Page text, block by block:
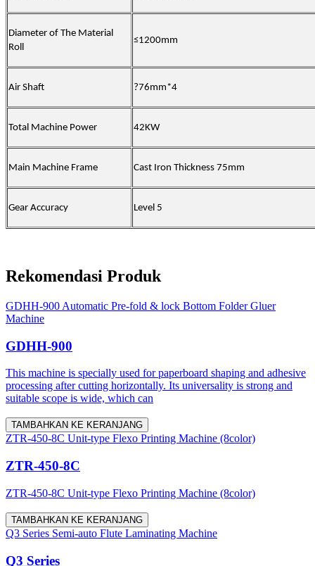
Diameter of The Material
Roll
≤1200mm
Air Shaft ?76mm*4
Total Machine Power 42KW
Main Machine Frame Cast Iron Thickness 75mm
Gear Accuracy Level 5
Rekomendasi Produk
GDHH-900 Automatic Pre-fold & lock Bottom Folder Gluer
Machine
GDHH-900
This machine is specially used for paperboard shaping and adhesive
processing after cutting horizontally. Its universality is strong and
suitable scope is wide, which can
TAMBAHKAN KE KERANJANG
ZTR-450-8C Unit-type Flexo Printing Machine (8color)
ZTR-450-8C
ZTR-450-8C Unit-type Flexo Printing Machine (8color)
TAMBAHKAN KE KERANJANG
Q3 Series Semi-auto Flute Laminating Machine
Q3 Series